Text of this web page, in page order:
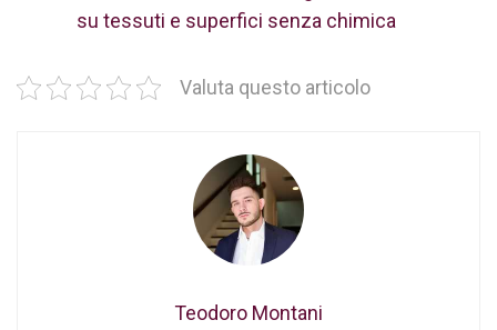
su tessuti e superfici senza chimica
Valuta questo articolo
Teodoro Montani